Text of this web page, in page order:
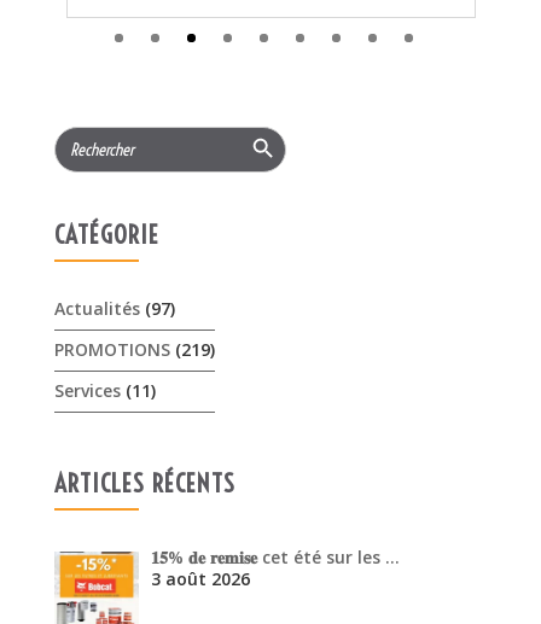
CATÉGORIE
PROMOTIONS
𝟏𝟓% 𝐝𝐞 𝐫𝐞𝐦𝐢𝐬𝐞 cet été sur les …
3 août 2026
Offres Pellenc olivion peigne …